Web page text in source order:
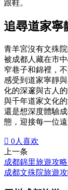
跟鞋。
追尋道家寧
青羊宮沒有文殊
被成都人藏在市
窄巷子和錦裡，
感受到道家寧靜
化的深邃與古人
與千年道家文化
還是想深度體驗
態，迎接每一位遠
 0人喜欢
上一条
成都錦里旅遊攻
成都文殊院旅遊